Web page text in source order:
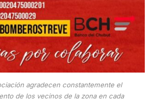
agradecen constantemente el
de los vecinos de la zona en cada